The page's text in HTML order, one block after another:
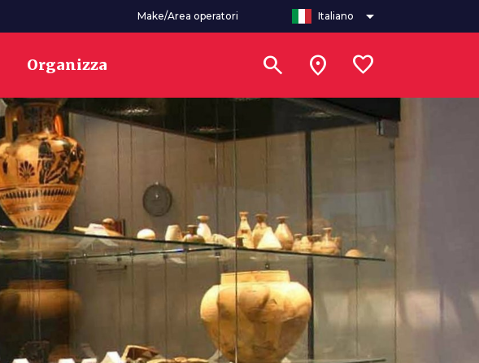
Make/Area operatori Italiano arrow_drop_down
Organizza search location_on favorite